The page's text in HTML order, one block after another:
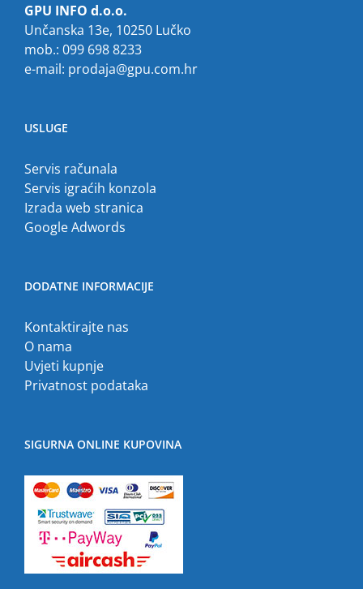
GPU INFO d.o.o.
Unčanska 13e, 10250 Lučko
mob.: 099 698 8233
e-mail: prodaja@gpu.com.hr
USLUGE
Servis računala
Servis igraćih konzola
Izrada web stranica
Google Adwords
DODATNE INFORMACIJE
Kontaktirajte nas
O nama
Uvjeti kupnje
Privatnost podataka
SIGURNA ONLINE KUPOVINA